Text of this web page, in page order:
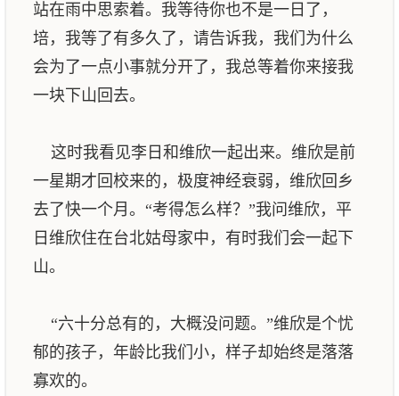
站在雨中思索着。我等待你也不是一日了，
培，我等了有多久了，请告诉我，我们为什么
会为了一点小事就分开了，我总等着你来接我
一块下山回去。
这时我看见李日和维欣一起出来。维欣是前
一星期才回校来的，极度神经衰弱，维欣回乡
去了快一个月。“考得怎么样？”我问维欣，平
日维欣住在台北姑母家中，有时我们会一起下
山。
“六十分总有的，大概没问题。”维欣是个忧
郁的孩子，年龄比我们小，样子却始终是落落
寡欢的。